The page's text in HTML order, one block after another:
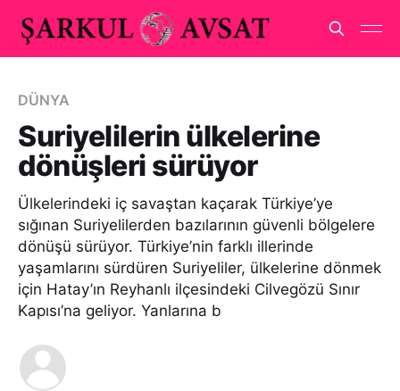
DÜNYA
Suriyelilerin ülkelerine
dönüşleri sürüyor
Ülkelerindeki iç savaştan kaçarak Türkiye’ye
sığınan Suriyelilerden bazılarının güvenli bölgelere
dönüşü sürüyor. Türkiye’nin farklı illerinde
yaşamlarını sürdüren Suriyeliler, ülkelerine dönmek
için Hatay’ın Reyhanlı ilçesindeki Cilvegözü Sınır
Kapısı’na geliyor. Yanlarına b